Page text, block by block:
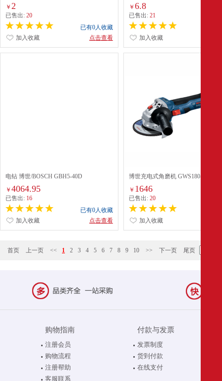
￥ 2
已售出: 20
已有0人收藏
点击查看
加入收藏
￥6.8
已售出:21
加入收藏
电钻 博世/BOSCH GBH5-40D
￥ 4064.95
已售出: 16
已有0人收藏
点击查看
加入收藏
博世充电式角磨机 GWS180-LI
￥ 1646
已售出:20
加入收藏
首页 上一页 << 1 2 3 4 5 6 7 8 9 10 >> 下一页 尾页
购物指南
注册会员
购物流程
注册帮助
客服联系
付款与发票
发票制度
货到付款
在线支付